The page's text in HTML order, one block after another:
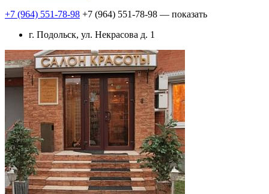
+7 (964) 551-78-98 +7 (964) 551-78-98 — показать
г. Подольск, ул. Некрасова д. 1